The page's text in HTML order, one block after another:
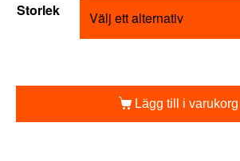
Storlek
Lägg till i varukorg